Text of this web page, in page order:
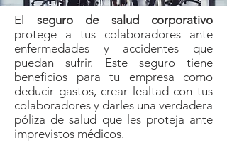
El seguro de salud corporativo
protege a tus colaboradores ante
enfermedades y accidentes que
puedan sufrir. Este seguro tiene
beneficios para tu empresa como
deducir gastos, crear lealtad con tus
colaboradores y darles una verdadera
póliza de salud que les proteja ante
imprevistos médicos.